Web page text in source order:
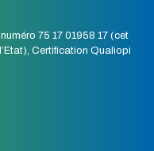
75 17 01958 17 (cet
Certification Qualiopi